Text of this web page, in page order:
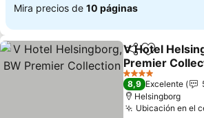
Mira precios de 10 páginas
CompartirAgregar a
V Hotel
Premier
Ver precios
4 Estrellas
8,9 Excelente
Helsingborg
Ubicación en el